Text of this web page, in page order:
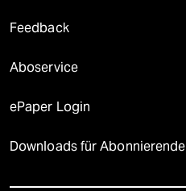
Feedback
Aboservice
ePaper Login
Downloads für Abonnierende